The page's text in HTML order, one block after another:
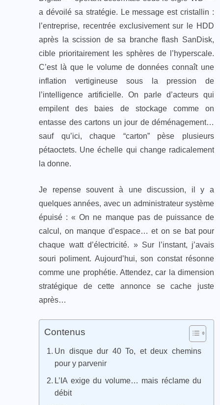
a dévoilé sa stratégie. Le message est cristallin :
l’entreprise, recentrée exclusivement sur le HDD
après la scission de sa branche flash SanDisk,
cible prioritairement les sphères de l’hyperscale.
C’est là que le volume de données connaît une
inflation vertigineuse sous la pression de
l’intelligence artificielle. On parle d’acteurs qui
empilent des baies de stockage comme on
entasse des cartons un jour de déménagement…
sauf qu’ici, chaque “carton” pèse plusieurs
pétaoctets. Une échelle qui change radicalement
la donne.
Je repense souvent à une discussion, il y a
quelques années, avec un administrateur système
épuisé : « On ne manque pas de puissance de
calcul, on manque d’espace… et on se bat pour
chaque watt d’électricité. » Sur l’instant, j’avais
souri poliment. Aujourd’hui, son constat résonne
comme une prophétie. Attendez, car la dimension
stratégique de cette annonce se cache juste
après…
Contenus
Un disque dur 40 To, et deux chemins
pour y parvenir
L’IA exige du volume… mais réclame du
débit